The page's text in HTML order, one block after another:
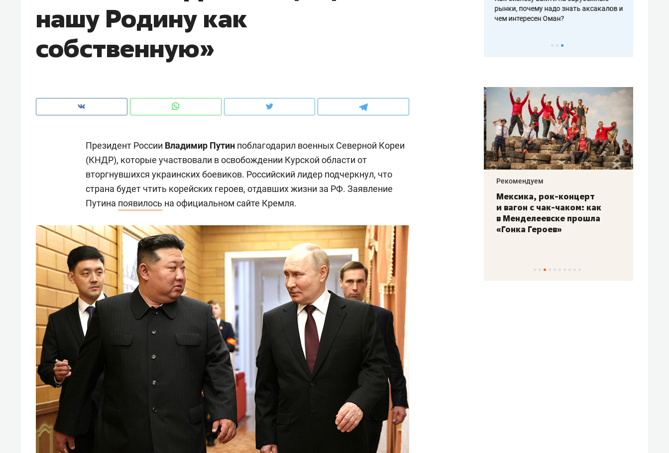
нашу Родину как
собственную»
Президент России Владимир Путин поблагодарил военных Северной Кореи
(КНДР), которые участвовали в освобождении Курской области от
вторгнувшихся украинских боевиков. Российский лидер подчеркнул, что
страна будет чтить корейских героев, отдавших жизни за РФ. Заявление
Путина появилось на официальном сайте Кремля.
рынки, почему надо знать аксакалов и
чем интересен Оман?
клиентах и чудных запросах мастеров
рынки, почему надо знать аксакалов и
чем интересен Оман?
Как ГК «МИР ГРУПП» и ВТБ
создают оазис жилого
150 камер до квартиры и Face
ID вместо ключа: какой будет
Рекомендуем
состоянием как основа
антихрупких команд
Рекомендуем
Мексика, рок-концерт
и вагон с чак-чаком: как
в Менделеевске прошла
«Гонка Героев»